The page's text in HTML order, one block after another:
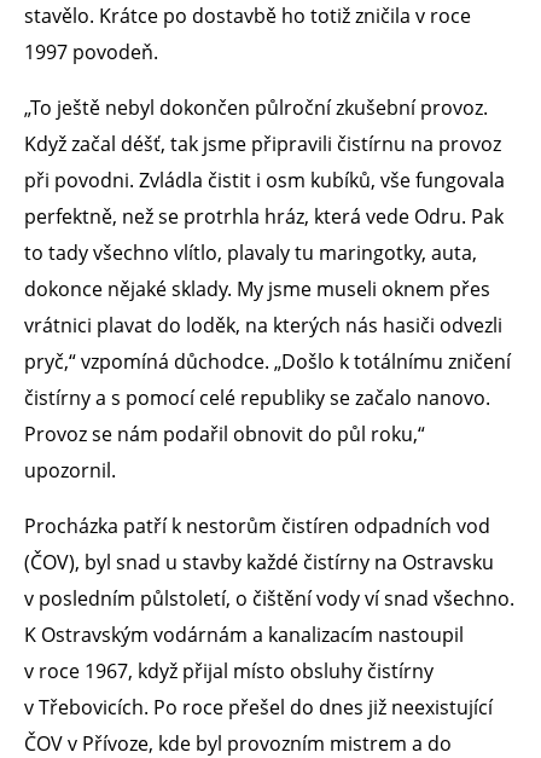
stavělo. Krátce po dostavbě ho totiž zničila v roce
1997 povodeň.
„To ještě nebyl dokončen půlroční zkušební provoz.
Když začal déšť, tak jsme připravili čistírnu na provoz
při povodni. Zvládla čistit i osm kubíků, vše fungovala
perfektně, než se protrhla hráz, která vede Odru. Pak
to tady všechno vlítlo, plavaly tu maringotky, auta,
dokonce nějaké sklady. My jsme museli oknem přes
vrátnici plavat do loděk, na kterých nás hasiči odvezli
pryč,“ vzpomíná důchodce. „Došlo k totálnímu zničení
čistírny a s pomocí celé republiky se začalo nanovo.
Provoz se nám podařil obnovit do půl roku,“
upozornil.
Procházka patří k nestorům čistíren odpadních vod
(ČOV), byl snad u stavby každé čistírny na Ostravsku
v posledním půlstoletí, o čištění vody ví snad všechno.
K Ostravským vodárnám a kanalizacím nastoupil
v roce 1967, když přijal místo obsluhy čistírny
v Třebovicích. Po roce přešel do dnes již neexistující
ČOV v Přívoze, kde byl provozním mistrem a do